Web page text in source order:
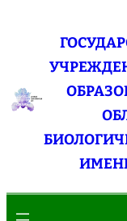
содержимому